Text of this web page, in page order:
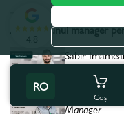
Alegerea unui manager
Exp.: 12 ani
Sabir
Manager
+ 373 68 686
Ion Mereacre
Manager
RO
Coș
4.8